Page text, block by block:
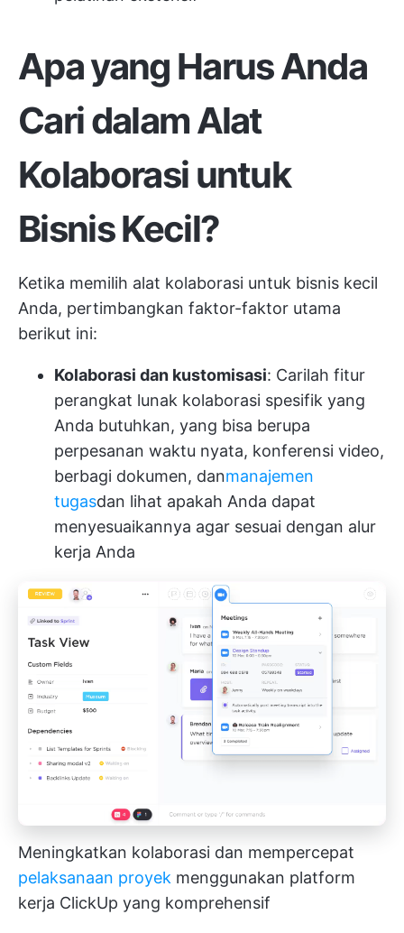
Apa yang Harus Anda
Cari dalam Alat
Kolaborasi untuk
Bisnis Kecil?
Ketika memilih alat kolaborasi untuk bisnis kecil
Anda, pertimbangkan faktor-faktor utama
berikut ini:
Kolaborasi dan kustomisasi: Carilah fitur
perangkat lunak kolaborasi spesifik yang
Anda butuhkan, yang bisa berupa
perpesanan waktu nyata, konferensi video,
berbagi dokumen, danmanajemen
tugasdan lihat apakah Anda dapat
menyesuaikannya agar sesuai dengan alur
kerja Anda
Meningkatkan kolaborasi dan mempercepat
pelaksanaan proyek menggunakan platform
kerja ClickUp yang komprehensif